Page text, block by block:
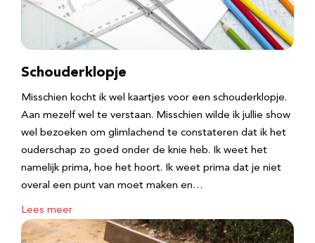
Schouderklopje
Misschien kocht ik wel kaartjes voor een schouderklopje.
Aan mezelf wel te verstaan. Misschien wilde ik jullie show
wel bezoeken om glimlachend te constateren dat ik het
ouderschap zo goed onder de knie heb. Ik weet het
namelijk prima, hoe het hoort. Ik weet prima dat je niet
overal een punt van moet maken en…
Lees meer